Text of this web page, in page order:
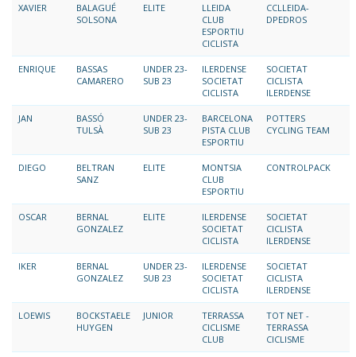
XAVIER
BALAGUÉ
SOLSONA
ELITE
LLEIDA
CLUB
ESPORTIU
CICLISTA
CCLLEIDA-
DPEDROS
ENRIQUE
BASSAS
CAMARERO
UNDER 23-
SUB 23
ILERDENSE
SOCIETAT
CICLISTA
SOCIETAT
CICLISTA
ILERDENSE
JAN
BASSÓ
TULSÀ
UNDER 23-
SUB 23
BARCELONA
PISTA CLUB
ESPORTIU
POTTERS
CYCLING TEAM
DIEGO
BELTRAN
SANZ
ELITE
MONTSIA
CLUB
ESPORTIU
CONTROLPACK
OSCAR
BERNAL
GONZALEZ
ELITE
ILERDENSE
SOCIETAT
CICLISTA
SOCIETAT
CICLISTA
ILERDENSE
IKER
BERNAL
GONZALEZ
UNDER 23-
SUB 23
ILERDENSE
SOCIETAT
CICLISTA
SOCIETAT
CICLISTA
ILERDENSE
LOEWIS
BOCKSTAELE
HUYGEN
JUNIOR
TERRASSA
CICLISME
CLUB
TOT NET -
TERRASSA
CICLISME